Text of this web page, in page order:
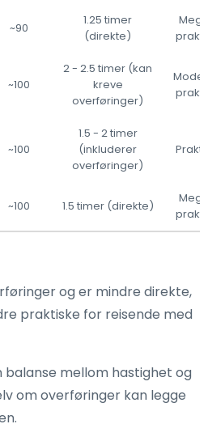
~90
1.25 timer
(direkte)
~100
2 - 2.5 timer (kan
kreve
overføringer)
~100
1.5 - 2 timer
(inkluderer
overføringer)
~100 1.5 timer (direkte)
og er mindre direkte,
praktiske for reisende med
mellom hastighet og
om overføringer kan legge